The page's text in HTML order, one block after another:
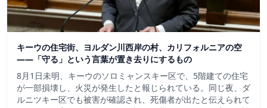
キーウの住宅街、ヨルダン川西岸の村、カリフォルニアの空
——「守る」という言葉が置き去りにするもの
8月1日未明、キーウのソロミャンスキー区で、5階建ての住宅
が一部損壊し、火災が発生したと報じられている。同じ夜、ダ
ルニツキー区でも被害が確認され、死傷者が出たと伝えられて